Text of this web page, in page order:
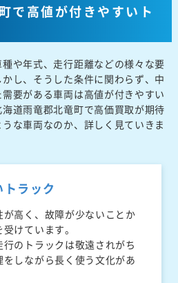
で高値が付きやすいト
や年式、走行距離などの様々な要
し、そうした条件に関わらず、中
要がある車両は高値が付きやすい
道雨竜郡北竜町で高価買取が期待
な車両なのか、詳しく見ていきま
ラック
高く、故障が少ないことか
けています。
のトラックは敬遠されがち
しながら長く使う文化があ